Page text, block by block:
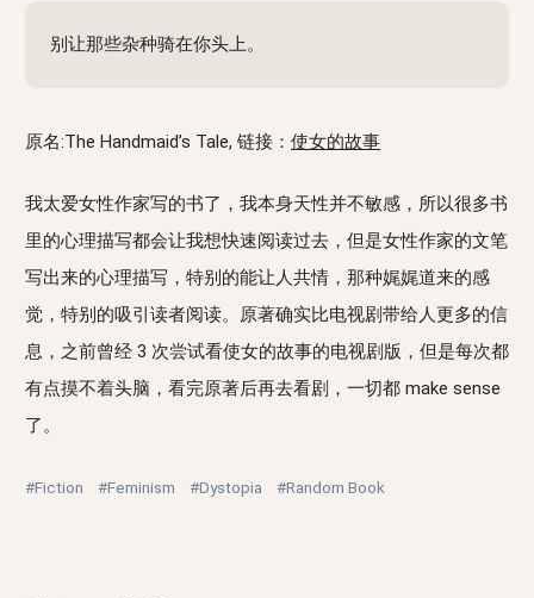
别让那些杂种骑在你头上。
原名:The Handmaid’s Tale, 链接： 使女的故事
我太爱女性作家写的书了，我本身天性并不敏感，所以很多书
里的心理描写都会让我想快速阅读过去，但是女性作家的文笔
写出来的心理描写，特别的能让人共情，那种娓娓道来的感
觉，特别的吸引读者阅读。原著确实比电视剧带给人更多的信
息，之前曾经 3 次尝试看使女的故事的电视剧版，但是每次都
有点摸不着头脑，看完原著后再去看剧，一切都 make sense
了。
#Fiction #Feminism #Dystopia #Random Book